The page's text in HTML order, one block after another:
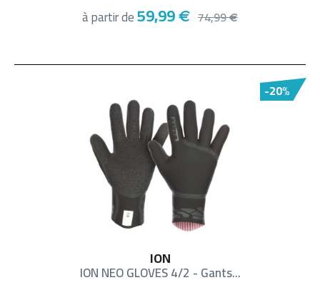
à partir de59,99 € 74,99€
-20%
ION
ION NEO GLOVES 4/2 - Gants...